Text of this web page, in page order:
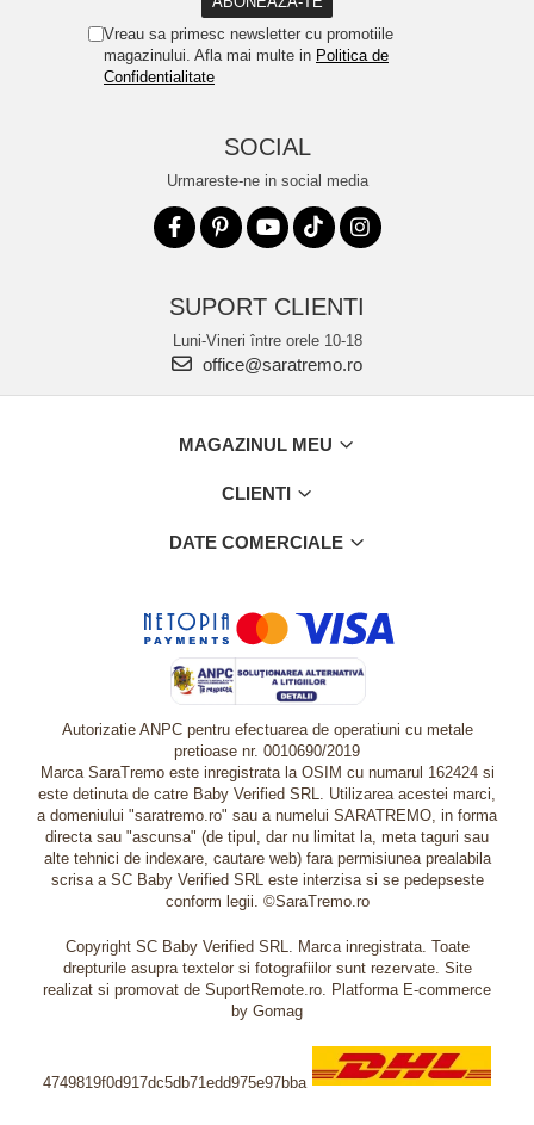
Vreau sa primesc newsletter cu promotiile
magazinului. Afla mai multe in Politica de
Confidentialitate
SOCIAL
Urmareste-ne in social media
SUPORT CLIENTI
Luni-Vineri între orele 10-18
office@saratremo.ro
MAGAZINUL MEU
CLIENTI
DATE COMERCIALE
Autorizatie ANPC pentru efectuarea de operatiuni cu metale
pretioase nr. 0010690/2019
Marca SaraTremo este inregistrata la OSIM cu numarul 162424 si
este detinuta de catre Baby Verified SRL. Utilizarea acestei marci,
a domeniului "saratremo.ro" sau a numelui SARATREMO, in forma
directa sau "ascunsa" (de tipul, dar nu limitat la, meta taguri sau
alte tehnici de indexare, cautare web) fara permisiunea prealabila
scrisa a SC Baby Verified SRL este interzisa si se pedepseste
conform legii. ©SaraTremo.ro
Copyright SC Baby Verified SRL. Marca inregistrata. Toate
drepturile asupra textelor si fotografiilor sunt rezervate. Site
realizat si promovat de SuportRemote.ro. Platforma E-commerce
by Gomag
4749819f0d917dc5db71edd975e97bba